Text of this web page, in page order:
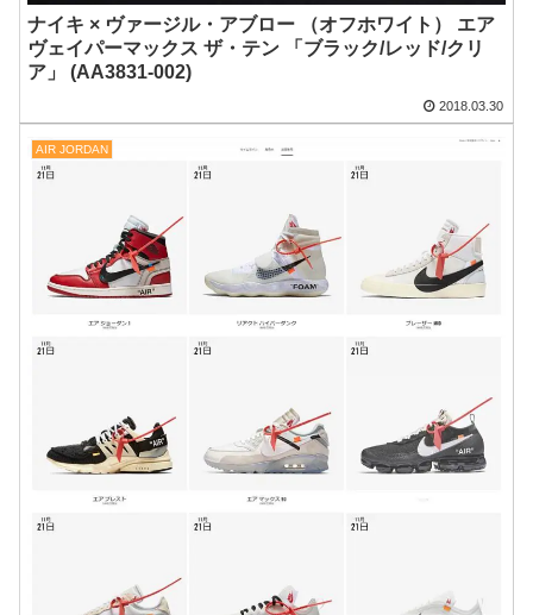
ナイキ × ヴァージル・アブロー （オフホワイト） エア
ヴェイパーマックス ザ・テン 「ブラック/レッド/クリ
ア」 (AA3831-002)
2018.03.30
AIR JORDAN